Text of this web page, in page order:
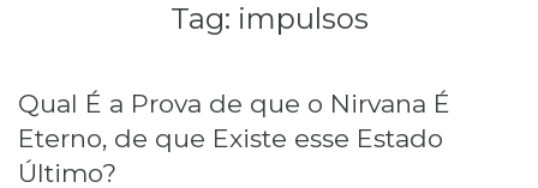
Tag: impulsos
Qual É a Prova de que o Nirvana É
Eterno, de que Existe esse Estado
Último?